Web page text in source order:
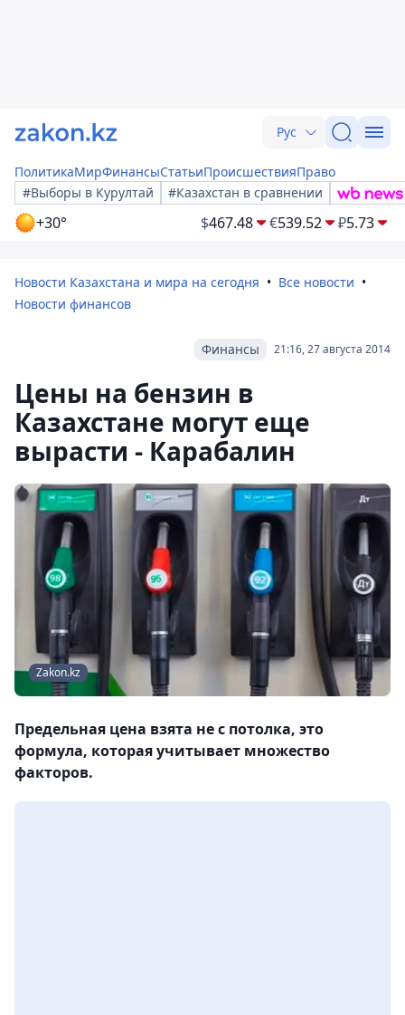
Рус
ПолитикаМирФинансыСтатьиПроисшествияПраво
#Выборы в Курултай
#Казахстан в сравнении
+30° $467.48 €539.52 ₽5.73
Новости Казахстана и мира на сегодня
Все новости
Новости финансов
21:16, 27 августа 2014
Финансы
Цены на бензин в
Казахстане могут еще
вырасти - Карабалин
Zakon.kz
Предельная цена взята не с потолка, это
формула, которая учитывает множество
факторов.